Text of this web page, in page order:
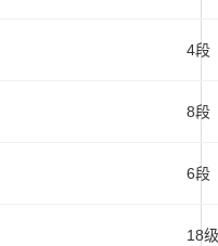
4段
8段
6段
18级